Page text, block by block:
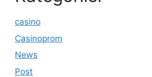
casino
Casinoprom
News
Post